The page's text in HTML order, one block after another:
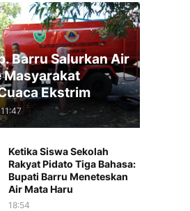
Barru Salurkan Air
Masyarakat
Ekstrim
11:47
Ketika Siswa Sekolah
Rakyat Pidato Tiga Bahasa:
Bupati Barru Meneteskan
Air Mata Haru
18:54